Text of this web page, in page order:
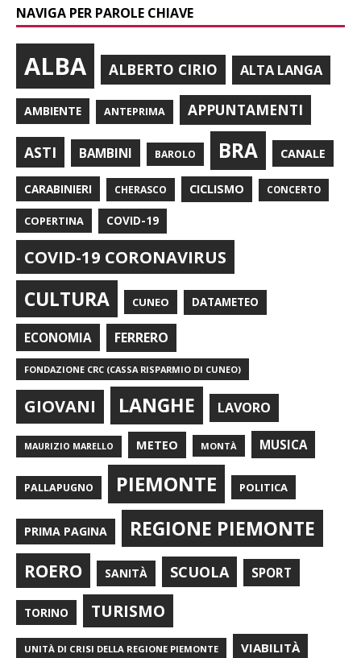
NAVIGA PER PAROLE CHIAVE
ALBA ALBERTO CIRIO ALTA LANGA
AMBIENTE ANTEPRIMA APPUNTAMENTI
ASTI BAMBINI BAROLO BRA CANALE
CARABINIERI CHERASCO CICLISMO CONCERTO
COPERTINA COVID-19
COVID-19 CORONAVIRUS
CULTURA CUNEO DATAMETEO
ECONOMIA FERRERO
FONDAZIONE CRC (CASSA RISPARMIO DI CUNEO)
GIOVANI LANGHE LAVORO
MAURIZIO MARELLO METEO MONTÀ MUSICA
PALLAPUGNO PIEMONTE POLITICA
PRIMA PAGINA REGIONE PIEMONTE
ROERO SANITÀ SCUOLA SPORT
TORINO TURISMO
UNITÀ DI CRISI DELLA REGIONE PIEMONTE VIABILITÀ